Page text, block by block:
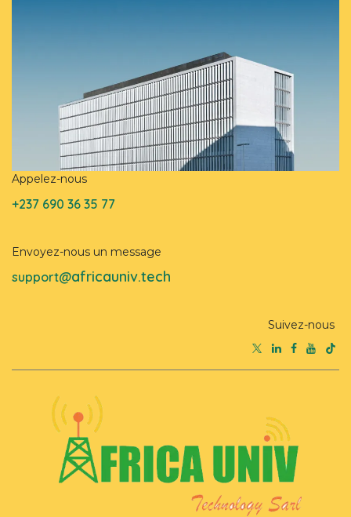
Appelez-nous
+237 690 36 35 77
Envoyez-nous un message
support@africauniv.tech
Suivez-nous